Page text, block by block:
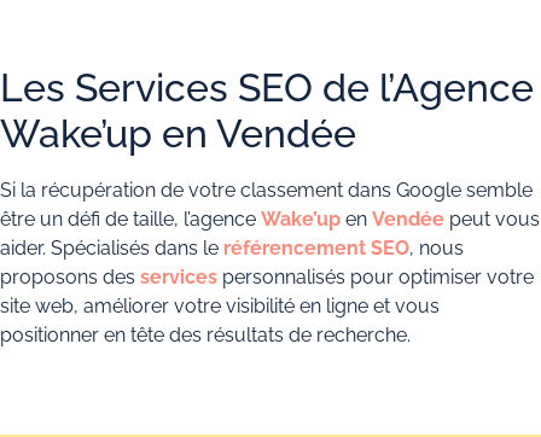
Les Services SEO de l’Agence
Wake’up en Vendée
Si la récupération de votre classement dans Google semble
être un défi de taille, l’agence Wake’up en Vendée peut vous
aider. Spécialisés dans le référencement SEO, nous
proposons des services personnalisés pour optimiser votre
site web, améliorer votre visibilité en ligne et vous
positionner en tête des résultats de recherche.